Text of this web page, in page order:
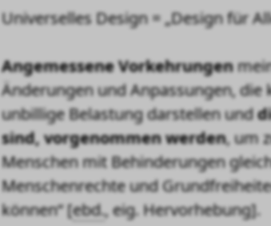
Universelles Design = „Design für
Angemessene Vorkehrungen
Änderungen und Anpassungen,
unbillige Belastung darstellen und
sind, vorgenommen werden, um
Menschen mit Behinderungen
Menschenrechte und
können“[ebd., eig. Hervorhebung].